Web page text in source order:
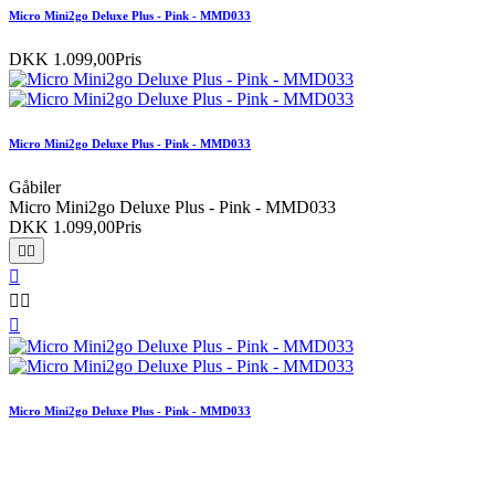
Micro Mini2go Deluxe Plus - Pink - MMD033
DKK 1.099,00Pris
Micro Mini2go Deluxe Plus - Pink - MMD033
Gåbiler
Micro Mini2go Deluxe Plus - Pink - MMD033
DKK 1.099,00Pris


 

Micro Mini2go Deluxe Plus - Pink - MMD033